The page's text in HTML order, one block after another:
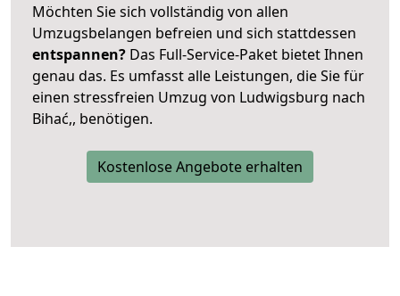
Möchten Sie sich vollständig von allen
Umzugsbelangen befreien und sich stattdessen
entspannen? Das Full-Service-Paket bietet Ihnen
genau das. Es umfasst alle Leistungen, die Sie für
einen stressfreien Umzug von Ludwigsburg nach
Bihać,, benötigen.
Kostenlose Angebote erhalten